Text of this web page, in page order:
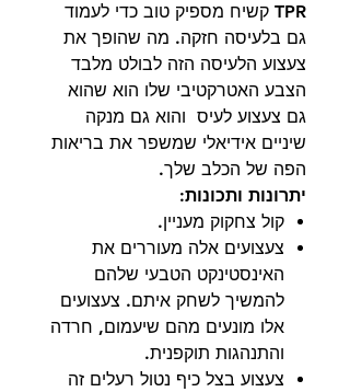
TPR קשיח מספיק טוב כדי לעמוד
גם בלעיסה חזקה. מה שהופך את
צעצוע הלעיסה הזה לבולט מלבד
הצבע האטרקטיבי שלו הוא שהוא
גם צעצוע לעיס והוא גם מנקה
שיניים אידיאלי שמשפר את בריאות
הפה של הכלב שלך.
יתרונות ותכונות:
קול צחקוק מעניין.
צעצועים אלה מעוררים את
האינסטינקט הטבעי שלהם
להמשיך לשחק איתם. צעצועים
אלו מונעים מהם שיעמום, חרדה
והתנהגות תוקפנית.
צעצוע בצל כיף נטול רעלים זה